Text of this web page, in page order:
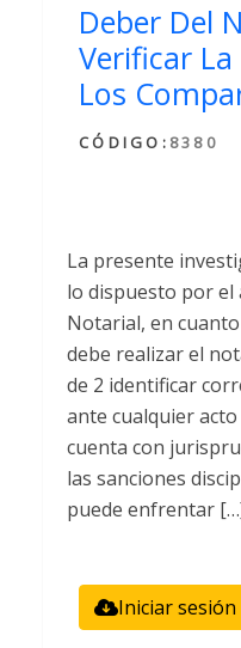
Deber Del
Verificar
Los
CÓDIGO: 8380
La presente
lo dispuesto por el
Notarial, en
debe realizar el
de 2 identificar
ante cualquier
cuenta con
las sanciones
puede enfrentar
Iniciar